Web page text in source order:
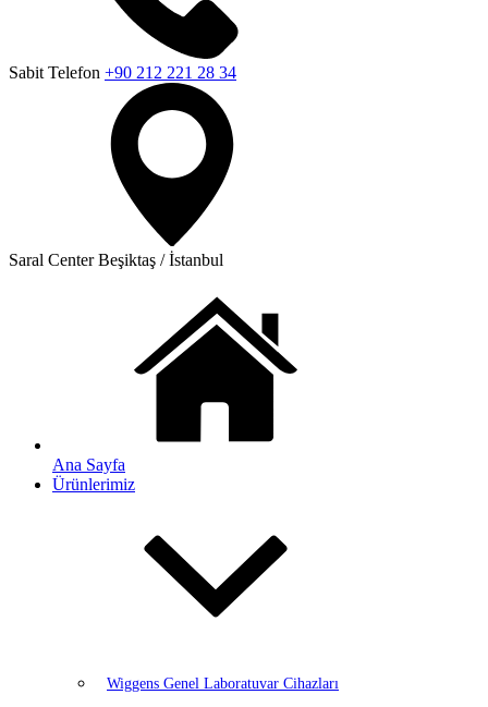
Sabit Telefon +90 212 221 28 34
Saral CenterBeşiktaş / İstanbul
Ana Sayfa
Ürünlerimiz
Wiggens Genel Laboratuvar Cihazları